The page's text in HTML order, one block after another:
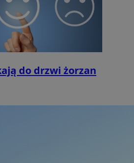
do drzwi żorzan